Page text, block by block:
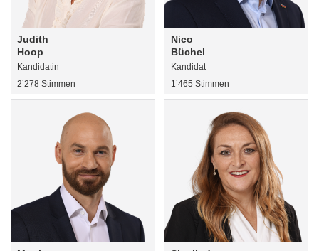
Judith
Hoop
Kandidatin
2’278 Stimmen
Nico
Büchel
Kandidat
1’465 Stimmen